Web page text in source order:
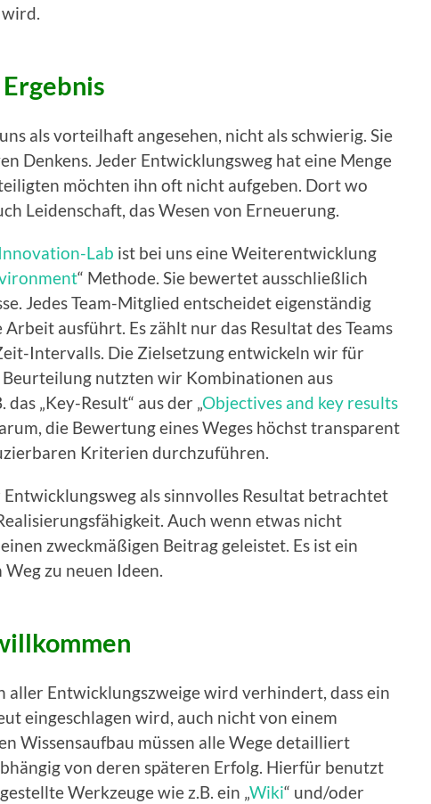
als vorteilhaft angesehen, nicht als schwierig. Sie
Denkens. Jeder Entwicklungsweg hat eine Menge
möchten ihn oft nicht aufgeben. Dort wo
Leidenschaft, das Wesen von Erneuerung.
Innovation-Lab ist bei uns eine Weiterentwicklung
“ Methode. Sie bewertet ausschließlich
Jedes Team-Mitglied entscheidet eigenständig
ausführt. Es zählt nur das Resultat des Teams
Intervalls. Die Zielsetzung entwickeln wir für
nutzten wir Kombinationen aus
„Key-Result“ aus der „Objectives and key results
die Bewertung eines Weges höchst transparent
Kriterien durchzuführen.
als sinnvolles Resultat betrachtet
Auch wenn etwas nicht
zweckmäßigen Beitrag geleistet. Es ist ein
zu neuen Ideen.
aller Entwicklungszweige wird verhindert, dass ein
eingeschlagen wird, auch nicht von einem
Wissensaufbau müssen alle Wege detailliert
von deren späteren Erfolg. Hierfür benutzt
Werkzeuge wie z.B. ein „Wiki“ und/oder